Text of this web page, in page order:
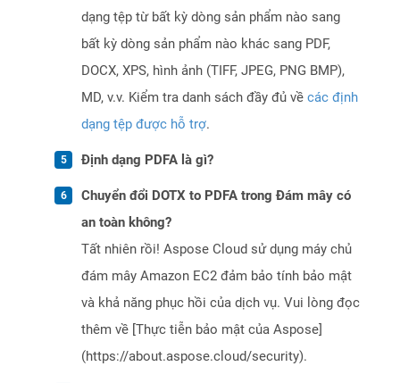
dạng tệp từ bất kỳ dòng sản phẩm nào sang
bất kỳ dòng sản phẩm nào khác sang PDF,
DOCX, XPS, hình ảnh (TIFF, JPEG, PNG BMP),
MD, v.v. Kiểm tra danh sách đầy đủ về các định
dạng tệp được hỗ trợ.
Định dạng PDFA là gì?
Chuyển đổi DOTX to PDFA trong Đám mây có
an toàn không?
Tất nhiên rồi! Aspose Cloud sử dụng máy chủ
đám mây Amazon EC2 đảm bảo tính bảo mật
và khả năng phục hồi của dịch vụ. Vui lòng đọc
thêm về [Thực tiễn bảo mật của Aspose]
(https://about.aspose.cloud/security).